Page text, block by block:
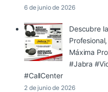
6 de junio de 2026
Descubre
Máxima
#Jabra
#CallCenter
2 de junio de 2026